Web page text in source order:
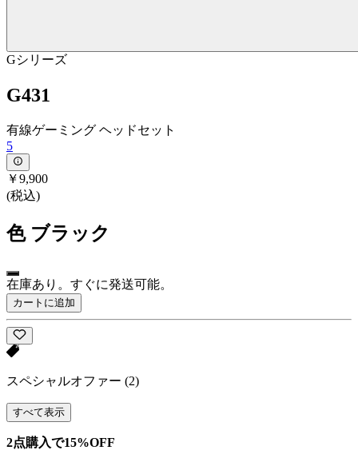
Gシリーズ
G431
有線ゲーミング ヘッドセット
5
￥9,900
(税込)
色 ブラック
在庫あり。すぐに発送可能。
カートに追加
スペシャルオファー (2)
すべて表示
2点購入で15%OFF